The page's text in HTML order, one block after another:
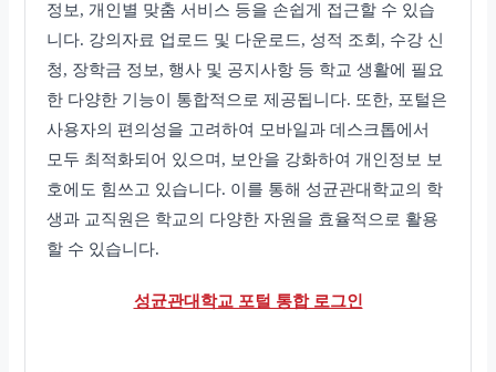
정보, 개인별 맞춤 서비스 등을 손쉽게 접근할 수 있습
니다. 강의자료 업로드 및 다운로드, 성적 조회, 수강 신
청, 장학금 정보, 행사 및 공지사항 등 학교 생활에 필요
한 다양한 기능이 통합적으로 제공됩니다. 또한, 포털은
사용자의 편의성을 고려하여 모바일과 데스크톱에서
모두 최적화되어 있으며, 보안을 강화하여 개인정보 보
호에도 힘쓰고 있습니다. 이를 통해 성균관대학교의 학
생과 교직원은 학교의 다양한 자원을 효율적으로 활용
할 수 있습니다.
성균관대학교 포털 통합 로그인